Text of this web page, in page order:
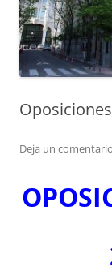
Deja un comentario